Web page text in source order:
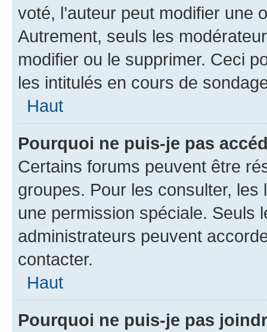
voté, l’auteur peut modifier une
Autrement, seuls les
modifier ou le supprimer. Ceci
les intitulés en cours de
Haut
Pourquoi ne puis-je pas
Certains forums peuvent être
groupes. Pour les consulter,
une permission spéciale. Seuls
administrateurs peuvent
contacter.
Haut
Pourquoi ne puis-je pas